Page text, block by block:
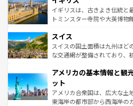
らに、パリ以外の地域にも魅
も豊かな歴史と文化が息づい
を参照してほしい。
ルリンの文化的活気、バイエ
してライン川沿いのワイン畑
は、お酒好きな人にはぜひ体験してほ
ドイツ情報はコンテンツ一覧
イギリスは、古きよき伝統と
トミンスター寺院や大英博物
リアごとに異なる魅力がある
ティー、ビール好きにはたま
戦など、本場だからこそでき
ンツ一覧を参照してほしい。
スイス
スイスの国土面積は九州ほど
な交通網が整備されており、
の建物がそのまま残る町や、
博物館もあり、アルプス観光
ことができる。国民の所得が
者向けの交通パス提供のサー
アメリカの基本情報と観
ット
アメリカ合衆国は、広大な土
東海岸の都市部から西海岸の